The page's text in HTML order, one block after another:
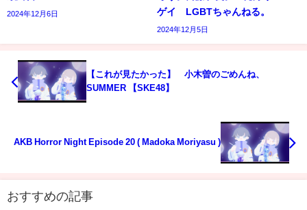
2024年12月6日
ゲイ LGBTちゃんねる。
2024年12月5日
【これが見たかった】 小木曽のごめんね、
SUMMER 【SKE48】
AKB Horror Night Episode 20 ( Madoka Moriyasu )
おすすめの記事